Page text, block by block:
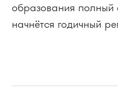
образования полный
начнётся годичный